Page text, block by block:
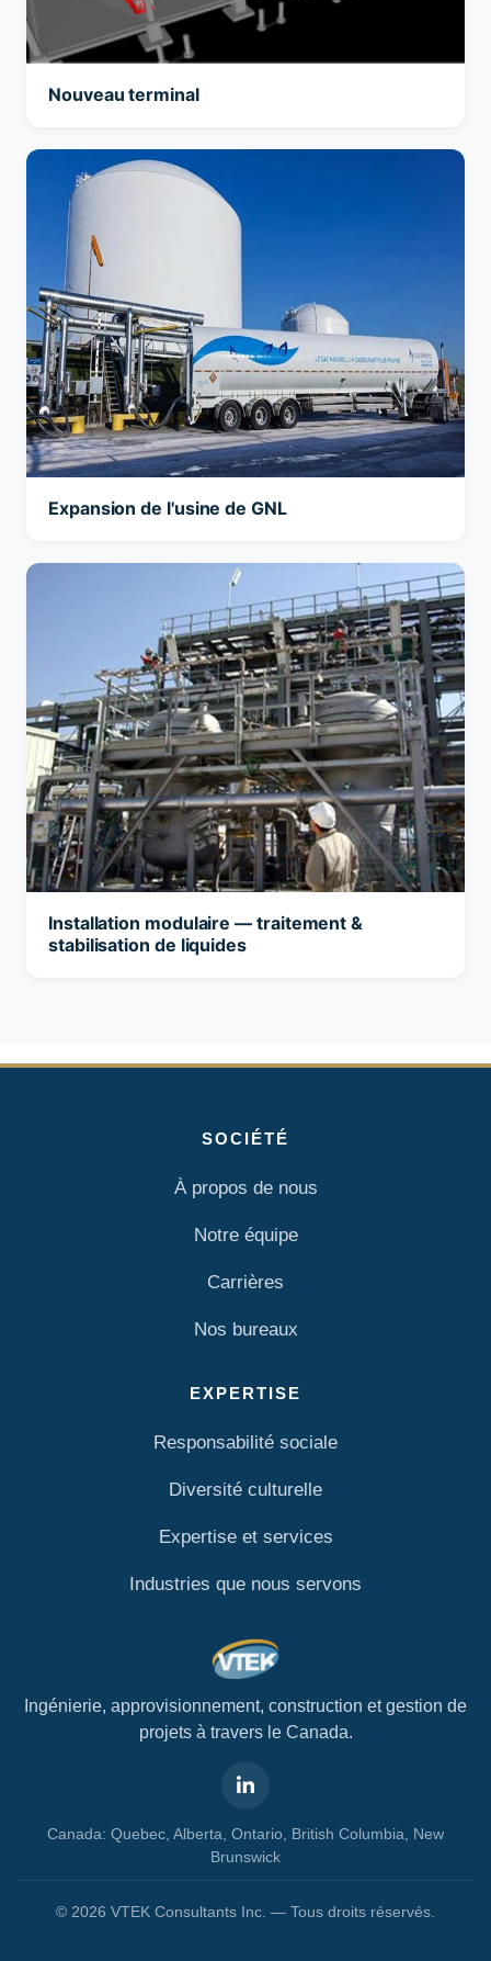
Nouveau terminal
Expansion de l'usine de GNL
Installation modulaire — traitement &
stabilisation de liquides
SOCIÉTÉ
À propos de nous
Notre équipe
Carrières
Nos bureaux
EXPERTISE
Responsabilité sociale
Diversité culturelle
Expertise et services
Industries que nous servons
Ingénierie, approvisionnement, construction et gestion de
projets à travers le Canada.
Canada: Quebec, Alberta, Ontario, British Columbia, New
Brunswick
© 2026 VTEK Consultants Inc. — Tous droits réservés.